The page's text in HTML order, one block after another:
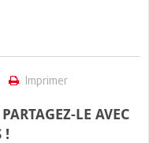
Imprimer
LE AVEC
!